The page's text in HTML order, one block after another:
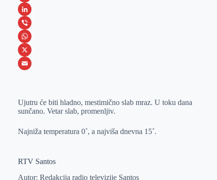
a
c
e
b
o
M
e
s
s
e
e
L
i
n
k
I
V
i
b
W
h
s
p
X
a
l
Ujutru će biti hladno, mestimično slab mraz. U toku dana
sunčano. Vetar slab, promenljiv.
Najniža temperatura 0˚, a najviša dnevna 15˚.
RTV Santos
Autor: Redakcija radio televizije Santos